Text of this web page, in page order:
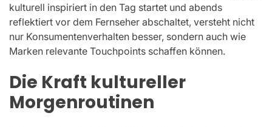
kulturell inspiriert in den Tag startet und abends
reflektiert vor dem Fernseher abschaltet, versteht nicht
nur Konsumentenverhalten besser, sondern auch wie
Marken relevante Touchpoints schaffen können.
Die Kraft kultureller
Morgenroutinen